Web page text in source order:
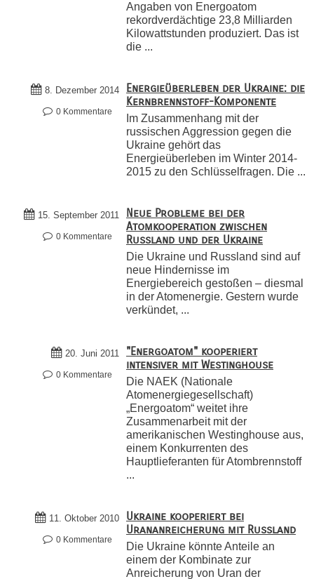
Angaben von Energoatom
rekordverdächtige 23,8 Milliarden
Kilowattstunden produziert. Das ist
die ...
8. Dezember 2014
0 Kommentare
Energieüberleben der Ukraine: die
Kernbrennstoff-Komponente
Im Zusammenhang mit der
russischen Aggression gegen die
Ukraine gehört das
Energieüberleben im Winter 2014-
2015 zu den Schlüsselfragen. Die ...
15. September 2011
0 Kommentare
Neue Probleme bei der
Atomkooperation zwischen
Russland und der Ukraine
Die Ukraine und Russland sind auf
neue Hindernisse im
Energiebereich gestoßen – diesmal
in der Atomenergie. Gestern wurde
verkündet, ...
20. Juni 2011
0 Kommentare
"Energoatom" kooperiert
intensiver mit Westinghouse
Die NAEK (Nationale
Atomenergiegesellschaft)
„Energoatom“ weitet ihre
Zusammenarbeit mit der
amerikanischen Westinghouse aus,
einem Konkurrenten des
Hauptlieferanten für Atombrennstoff
...
11. Oktober 2010
0 Kommentare
Ukraine kooperiert bei
Urananreicherung mit Russland
Die Ukraine könnte Anteile an
einem der Kombinate zur
Anreicherung von Uran der